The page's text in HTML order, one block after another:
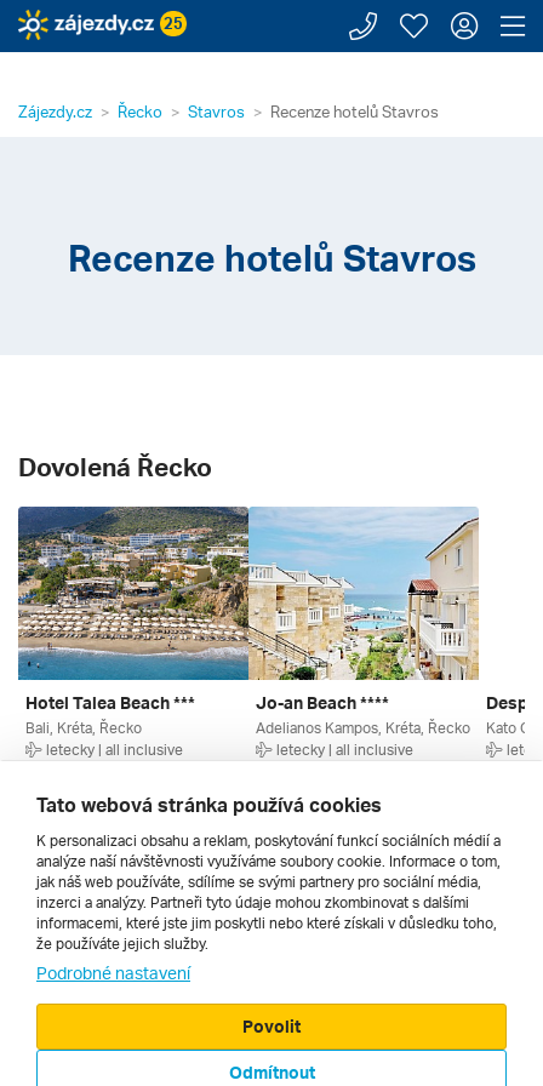
25 Zavolejte
Moje
Zájezdy.cz Řecko Stavros Recenze hotelů Stavros
Recenze hotelů Stavros
Dovolená Řecko
Hotel Talea Beach ***
Bali, Kréta, Řecko
letecky | all inclusive
17 990 Kč
Jo-an Beach ****
Adelianos Kampos, Kréta, Řecko
letecky | all inclusive
19 990 Kč
Všechny
Cestopisy
Tato webová stránka používá cookies
K personalizaci obsahu a reklam, poskytování funkcí sociálních médií a
analýze naší návštěvnosti využíváme soubory cookie. Informace o tom,
jak náš web používáte, sdílíme se svými partnery pro sociální média,
inzerci a analýzy. Partneři tyto údaje mohou zkombinovat s dalšími
informacemi, které jste jim poskytli nebo které získali v důsledku toho,
že používáte jejich služby.
Podrobné nastavení
Odmítnout
Povolit